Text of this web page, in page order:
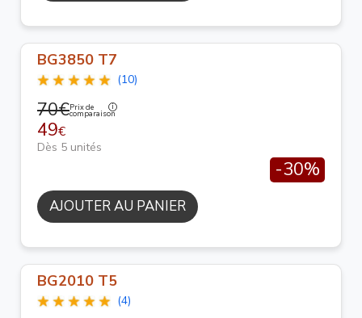
BG3850 T7
(10)
70€Prix de
comparaison
49€
Dès 5 unités
-30%
AJOUTER AU PANIER
BG2010 T5
(4)